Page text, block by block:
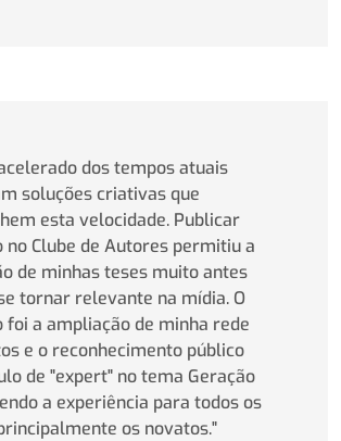
dos tempos atuais
soluções criativas que
esta velocidade. Publicar
no Clube de Autores permitiu a
de minhas teses muito antes
tornar relevante na mídia. O
foi a ampliação de minha rede
e o reconhecimento público
de "expert" no tema Geração
a experiência para todos os
os novatos."